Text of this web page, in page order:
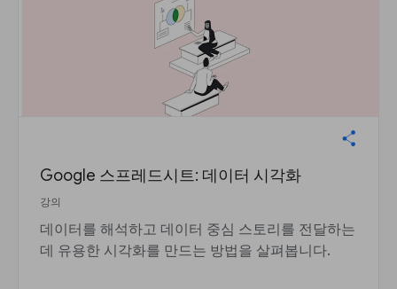
Google 스프레드시트: 데이터 시각화
강의
데이터를 해석하고 데이터 중심 스토리를 전달하는
데 유용한 시각화를 만드는 방법을 살펴봅니다.